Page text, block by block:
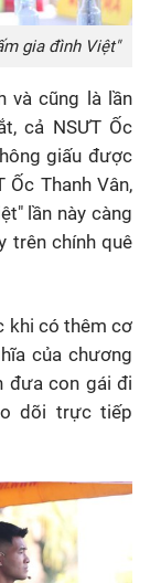
gia đình Việt"
và cũng là lần
cả NSƯT Ốc
giấu được
Thanh Vân,
lần này càng
trên chính quê
khi có thêm cơ
của chương
đưa con gái đi
dõi trực tiếp